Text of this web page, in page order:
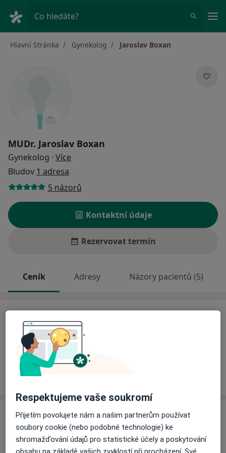
Co hledáte?
Hlavní Stránka Gynekolog Jaroslav Boxan
MUDr. Jaroslav Boxan
Gynekolog · Více
Bludov 1 adresa
5 názorů
Kontaktní údaje
Rezervovat termín
Ceník Adresy Názory pacientů (5)
Informace o službách a cenách nejsou k dispozici
Tento specialista ještě nepřidával žádné informace o
svých službách.
Adresa
Praktický lékař gynekolog
Lázeňská 359,Bludov 78961
Respektujeme vaše soukromí
Přijetím povolujete nám a našim partnerům používat
soubory cookie (nebo podobné technologie) ke
shromažďování údajů pro statistické účely a poskytování